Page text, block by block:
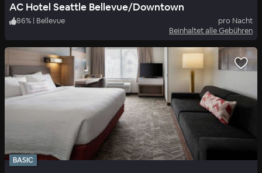
AC Hotel Seattle Bellevue/Downtown
86% | Bellevue
pro Nacht
Beinhaltet alle Gebühren
BASIC